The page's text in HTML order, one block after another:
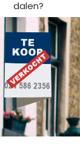
dalen?